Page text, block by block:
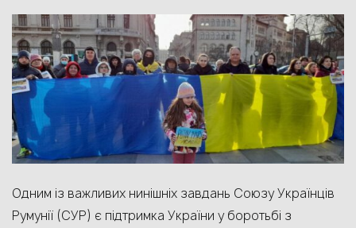
Одним із важливих нинішніх завдань Союзу Українців
Румунії (СУР) є підтримка України у боротьбі з